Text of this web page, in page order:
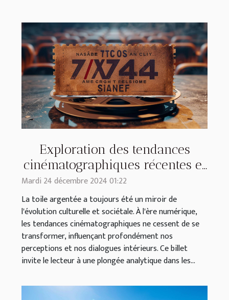
Exploration des tendances
cinématographiques récentes et
leur impact culturel
Mardi 24 décembre 2024 01:22
La toile argentée a toujours été un miroir de
l'évolution culturelle et sociétale. À l'ère numérique,
les tendances cinématographiques ne cessent de se
transformer, influençant profondément nos
perceptions et nos dialogues intérieurs. Ce billet
invite le lecteur à une plongée analytique dans les...